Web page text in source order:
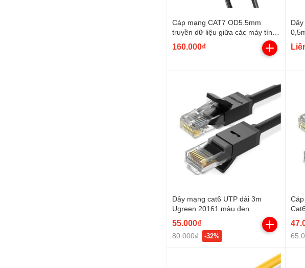
Cáp mạng CAT7 OD5.5mm
truyền dữ liệu giữa các máy tính
Ugreen 80425 5M
160.000₫
Dây mạng cat6 UTP dài 3m
Ugreen 20161 màu đen
55.000₫
80.000₫ -32%